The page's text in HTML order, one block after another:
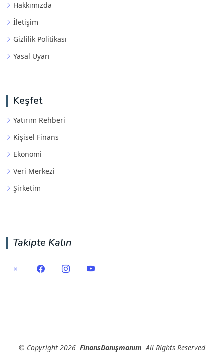
Hakkımızda
İletişim
Gizlilik Politikası
Yasal Uyarı
Keşfet
Yatırım Rehberi
Kişisel Finans
Ekonomi
Veri Merkezi
Şirketim
Takipte Kalın
© Copyright2026 FinansDanışmanım All Rights Reserved